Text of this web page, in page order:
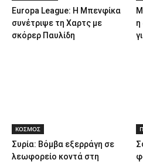
Europa League: Η Μπενφίκα
συνέτριψε τη Χαρτς με
σκόρερ Παυλίδη
η
ΚΟΣΜΟΣ
Συρία: Βόμβα εξερράγη σε
λεωφορείο κοντά στη